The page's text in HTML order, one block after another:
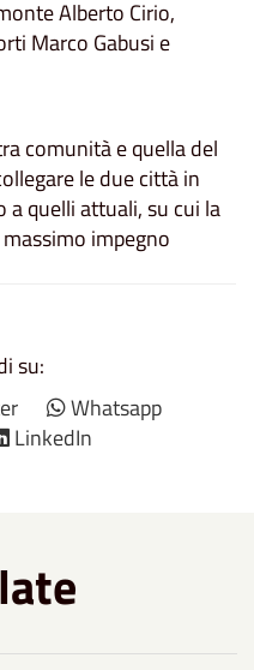
Alberto Cirio,
Marco Gabusi e
comunità e quella del
le due città in
quelli attuali, su cui la
impegno
su:
Whatsapp
LinkedIn